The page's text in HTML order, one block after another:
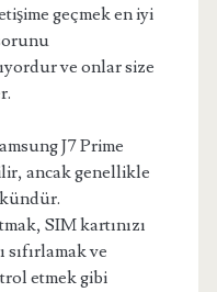
geçmek en iyi
ve onlar size
J7 Prime
ancak genellikle
SIM kartınızı
sıfırlamak ve
etmek gibi